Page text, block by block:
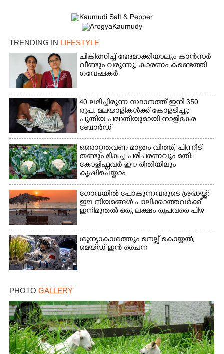
TRENDING IN LIFESTYLE
ചികിത്സിച്ച് ഭേദമാക്കിയാലും കാൻസർ
വീണ്ടും വരുന്നു; കാരണം കണ്ടെത്തി
ഗവേഷകർ
40 ലഭിച്ചിരുന്ന സ്ഥാനത്ത് ഇനി 350
രൂപ, മലയാളികൾക്ക് കോളടിച്ചു:
പുതിയ പദ്ധതിയുമായി നാളികേര
ബോർഡ്
ഒരൊറ്റതവണ മാത്രം വിത്ത്, പിന്നീട്
തണ്ടും മികച്ച പരിചരണവും മതി:
കോളിഫ്ലവർ ഈ രീതിയിലും
കൃഷിചെയ്യാം
ഗോവയിൽ പോകുന്നവരുടെ ശ്രദ്ധയ്ക്ക്:
ഈ നിയമങ്ങൾ പാലിക്കാത്തവർക്ക്
ഇനിമുതൽ ഒരു ലക്ഷം രൂപവരെ പിഴ
ശൂന്യാകാശത്തും നെല്ല് കൊയ്യൽ;
മെയ്‌ഡ് ഇൻ ചൈന
PHOTO GALLERY